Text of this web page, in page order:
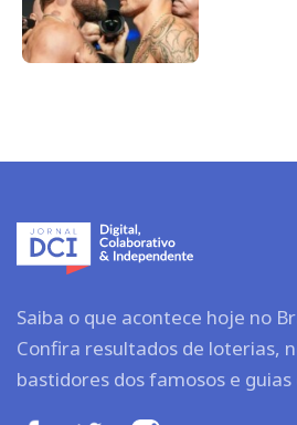
Saiba o que acontece hoje no
Confira resultados de loterias,
bastidores dos famosos e guias